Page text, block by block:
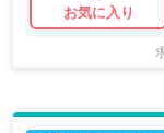
お気に入り